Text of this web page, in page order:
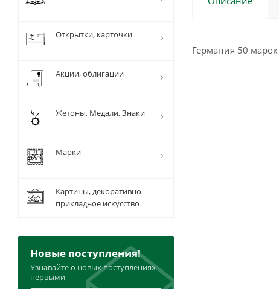
Германия 50
Открытки, карточки
Акции, облигации
Жетоны, Медали, Знаки
Марки
Картины, декоративно-
прикладное искусство
Новые поступления!
Узнавайте о новых поступлениях
первыми